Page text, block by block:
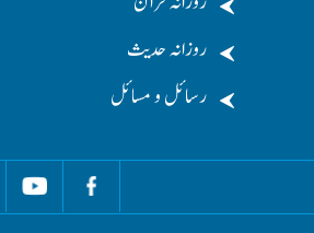
روزانہ حدیث
رسائل و مسائل